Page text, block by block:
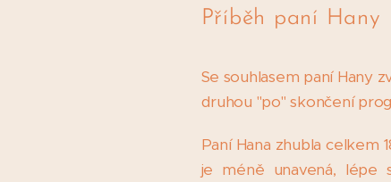
Příběh paní Hany
Se souhlasem paní Hany
druhou "po" skončení
Paní Hana zhubla celkem
je méně unavená, lépe